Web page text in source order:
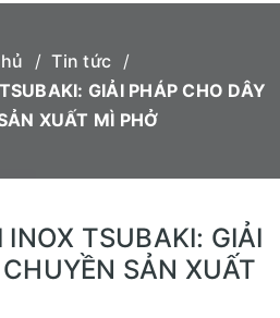
/ Tin tức /
GIẢI PHÁP CHO DÂY
XUẤT MÌ PHỞ
TSUBAKI: GIẢI
SẢN XUẤT